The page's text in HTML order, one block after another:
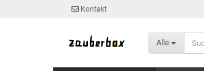
Kontakt
Alle